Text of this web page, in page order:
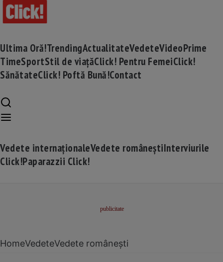
Ultima Oră!TrendingActualitateVedeteVideoPrime
TimeSportStil de viațăClick! Pentru FemeiClick!
SănătateClick! Poftă Bună!Contact
Vedete internaționaleVedete româneștiInterviurile
Click!Paparazzii Click!
HomeVedeteVedete românești